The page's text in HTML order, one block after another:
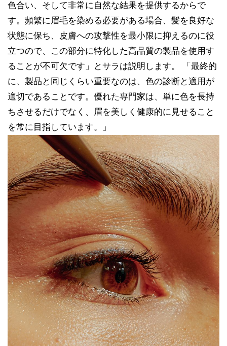
色合い、そして非常に自然な結果を提供するからで
す。頻繁に眉毛を染める必要がある場合、髪を良好な
状態に保ち、皮膚への攻撃性を最小限に抑えるのに役
立つので、この部分に特化した高品質の製品を使用す
ることが不可欠です」とサラは説明します。 「最終的
に、製品と同じくらい重要なのは、色の診断と適用が
適切であることです。優れた専門家は、単に色を長持
ちさせるだけでなく、眉を美しく健康的に見せること
を常に目指しています。」